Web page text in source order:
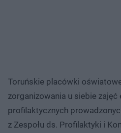
Toruńskie placówki
zorganizowania u siebie zajęć
profilaktycznych
z Zespołu ds. Profilaktyki i